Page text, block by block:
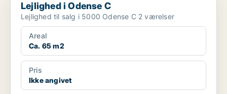
Lejlighed i Odense C
Lejlighed til salg i 5000 Odense C 2 værelser
Areal
Ca. 65 m2
Pris
Ikke angivet